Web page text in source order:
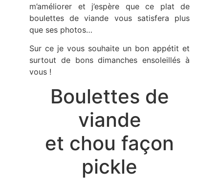
m’améliorer et j’espère que ce plat de
boulettes de viande vous satisfera plus
que ses photos…
Sur ce je vous souhaite un bon appétit et
surtout de bons dimanches ensoleillés à
vous !
Boulettes de
viande
et chou façon
pickle